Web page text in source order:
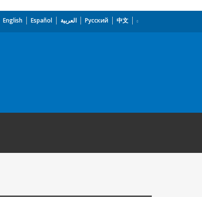
English Español العربية Русский 中文